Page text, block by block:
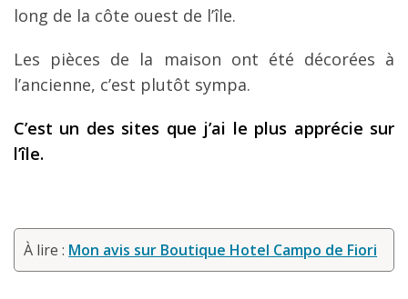
long de la côte ouest de l’île.
Les pièces de la maison ont été décorées à
l’ancienne, c’est plutôt sympa.
C’est un des sites que j’ai le plus apprécie sur
l’île.
À lire : Mon avis sur Boutique Hotel Campo de Fiori